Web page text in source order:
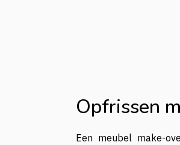
Opfrissen
Een meubel make-